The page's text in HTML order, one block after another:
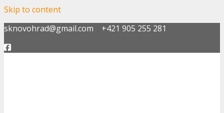
Skip to content
sknovohrad@gmail.com +421 905 255 281